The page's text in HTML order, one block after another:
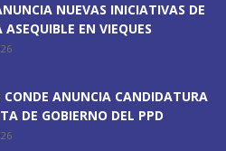
NUEVAS INICIATIVAS DE
ASEQUIBLE EN VIEQUES
CONDE ANUNCIA CANDIDATURA
DE GOBIERNO DEL PPD